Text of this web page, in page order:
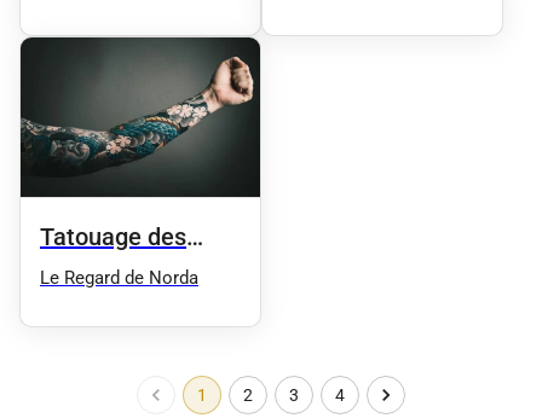
Tatouage des
sourcils
Le Regard de Norda
1 2 3 4